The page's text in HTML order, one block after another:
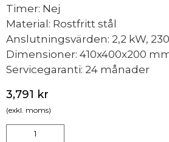
Timer: Nej
Material: Rostfritt stål
Anslutningsvärden: 2,2 kW,
Dimensioner: 410x400x200
Servicegaranti: 24 månader
3,791 kr
(exkl. moms)